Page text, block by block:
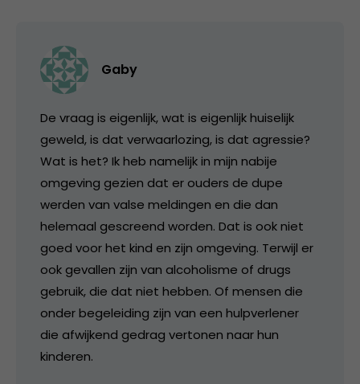
Gaby
De vraag is eigenlijk, wat is eigenlijk huiselijk
geweld, is dat verwaarlozing, is dat agressie?
Wat is het? Ik heb namelijk in mijn nabije
omgeving gezien dat er ouders de dupe
werden van valse meldingen en die dan
helemaal gescreend worden. Dat is ook niet
goed voor het kind en zijn omgeving. Terwijl er
ook gevallen zijn van alcoholisme of drugs
gebruik, die dat niet hebben. Of mensen die
onder begeleiding zijn van een hulpverlener
die afwijkend gedrag vertonen naar hun
kinderen.